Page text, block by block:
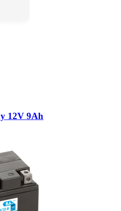
12V 9Ah